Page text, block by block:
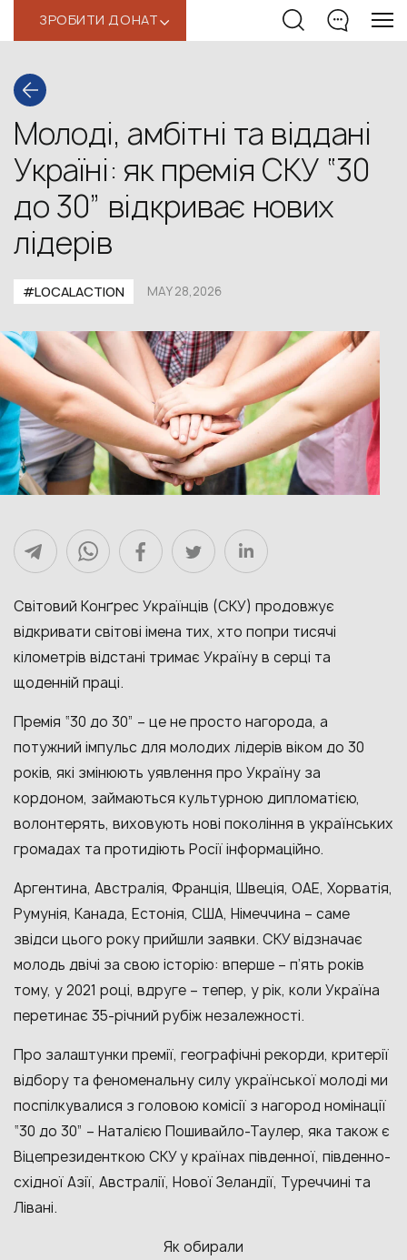
ЗРОБИТИ ДОНАТ‹
Молоді, амбітні та віддані
Україні: як премія СКУ “30
до 30” відкриває нових
лідерів
#LOCALACTION MAY 28,2026
Світовий Конґрес Українців (СКУ) продовжує
відкривати світові імена тих, хто попри тисячі
кілометрів відстані тримає Україну в серці та
щоденній праці.
Премія “30 до 30” – це не просто нагорода, а
потужний імпульс для молодих лідерів віком до 30
років, які змінюють уявлення про Україну за
кордоном, займаються культурною дипломатією,
волонтерять, виховують нові покоління в українських
громадах та протидіють Росії інформаційно.
Аргентина, Австралія, Франція, Швеція, ОАЕ, Хорватія,
Румунія, Канада, Естонія, США, Німеччина – саме
звідси цього року прийшли заявки. СКУ відзначає
молодь двічі за свою історію: вперше – п’ять років
тому, у 2021 році, вдруге – тепер, у рік, коли Україна
перетинає 35-річний рубіж незалежності.
Про залаштунки премії, географічні рекорди, критерії
відбору та феноменальну силу української молоді ми
поспілкувалися з головою комісії з нагород номінації
“30 до 30” – Наталією Пошивайло-Таулер, яка також є
Віцепрезиденткою СКУ у країнах південної, південно-
східної Азії, Австралії, Нової Зеландії, Туреччині та
Лівані.
Як обирали